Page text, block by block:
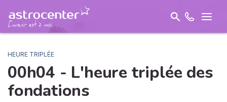
HEURE TRIPLÉE
00h04 - L'heure triplée des
fondations